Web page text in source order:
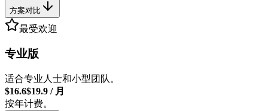
方案对比
最受欢迎
专业版
适合专业人士和小型团队。
$16.6$19.9 / 月
按年计费。